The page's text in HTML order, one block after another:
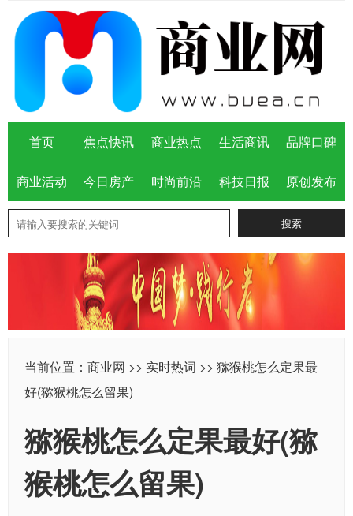
首页 焦点快讯 商业热点 生活商讯 品牌口碑
商业活动 今日房产 时尚前沿 科技日报 原创发布
当前位置： 商业网 >> 实时热词 >> 猕猴桃怎么定果最
好(猕猴桃怎么留果)
猕猴桃怎么定果最好(猕
猴桃怎么留果)